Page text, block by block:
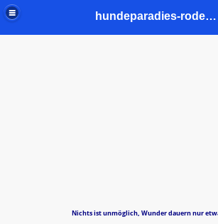
hundeparadies-rodenkirchen.de
Nichts ist unmöglich, Wunder dauern nur